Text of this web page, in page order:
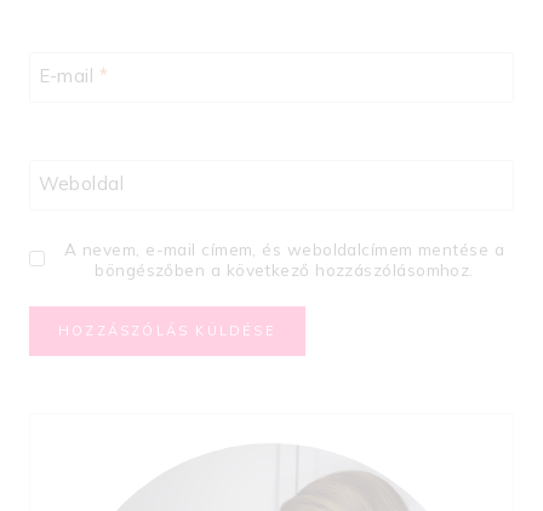
E-mail *
Weboldal
A nevem, e-mail címem, és weboldalcímem mentése a
böngészőben a következő hozzászólásomhoz.